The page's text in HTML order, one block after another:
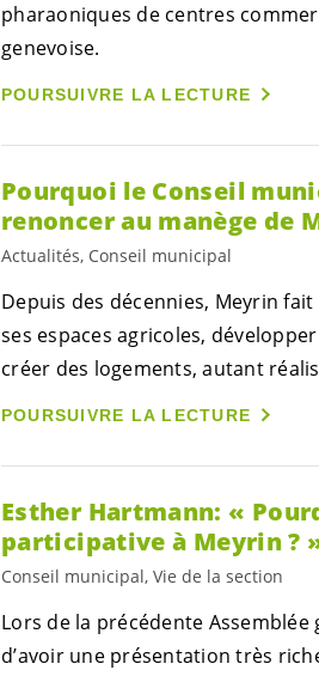
pharaoniques de centres
genevoise.
POURSUIVRE LA LECTURE
Pourquoi le Conseil
renoncer au manège de
Actualités, Conseil municipal
Depuis des décennies, Meyrin
ses espaces agricoles,
créer des logements, autant
POURSUIVRE LA LECTURE
Esther Hartmann: «
participative à Meyrin ?
Conseil municipal, Vie de la section
Lors de la précédente
d’avoir une présentation très